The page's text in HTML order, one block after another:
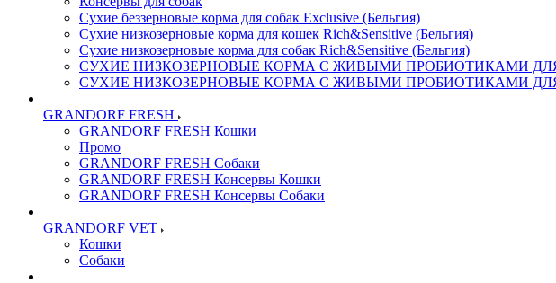
Сухие беззерновые корма для собак Exclusive (Бельгия)
Сухие низкозерновые корма для кошек Rich&Sensitive (Бельгия)
Сухие низкозерновые корма для собак Rich&Sensitive (Бельгия)
СУХИЕ НИЗКОЗЕРНОВЫЕ КОРМА С ЖИВЫМИ ПРОБИОТИКАМИ ДЛЯ
СУХИЕ НИЗКОЗЕРНОВЫЕ КОРМА С ЖИВЫМИ ПРОБИОТИКАМИ ДЛЯ
GRANDORF FRESH
GRANDORF FRESH Кошки
Промо
GRANDORF FRESH Собаки
GRANDORF FRESH Консервы Кошки
GRANDORF FRESH Консервы Собаки
GRANDORF VET
Кошки
Собаки